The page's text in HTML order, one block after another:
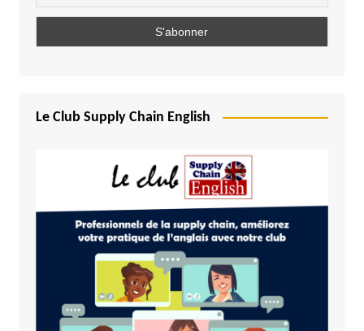
Le Club Supply Chain English